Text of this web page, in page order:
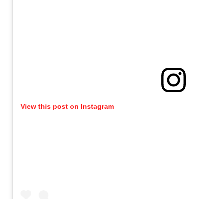
View this post on Instagram